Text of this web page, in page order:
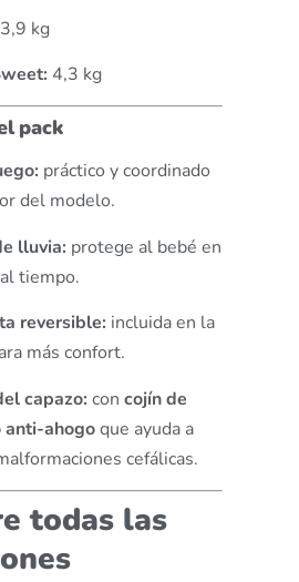
3,9 kg
4,3 kg
pack
práctico y coordinado
del modelo.
lluvia: protege al bebé en
tiempo.
reversible: incluida en la
más confort.
capazo: concojín de
anti-ahogoque ayuda a
cefálicas.
todas las